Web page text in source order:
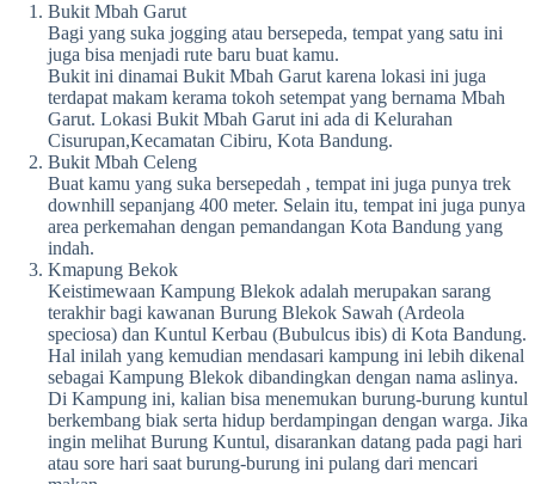
Bukit Mbah Garut
Bagi yang suka jogging atau bersepeda, tempat yang satu ini
juga bisa menjadi rute baru buat kamu.
Bukit ini dinamai Bukit Mbah Garut karena lokasi ini juga
terdapat makam kerama tokoh setempat yang bernama Mbah
Garut. Lokasi Bukit Mbah Garut ini ada di Kelurahan
Cisurupan,Kecamatan Cibiru, Kota Bandung.
Bukit Mbah Celeng
Buat kamu yang suka bersepedah , tempat ini juga punya trek
downhill sepanjang 400 meter. Selain itu, tempat ini juga punya
area perkemahan dengan pemandangan Kota Bandung yang
indah.
Kmapung Bekok
Keistimewaan Kampung Blekok adalah merupakan sarang
terakhir bagi kawanan Burung Blekok Sawah (Ardeola
speciosa) dan Kuntul Kerbau (Bubulcus ibis) di Kota Bandung.
Hal inilah yang kemudian mendasari kampung ini lebih dikenal
sebagai Kampung Blekok dibandingkan dengan nama aslinya.
Di Kampung ini, kalian bisa menemukan burung-burung kuntul
berkembang biak serta hidup berdampingan dengan warga. Jika
ingin melihat Burung Kuntul, disarankan datang pada pagi hari
atau sore hari saat burung-burung ini pulang dari mencari